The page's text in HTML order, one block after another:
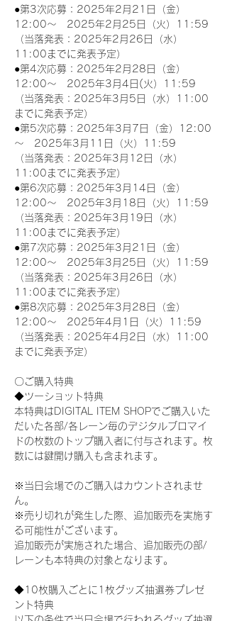
●第3次応募：2025年2月21日（金）
12:00～　2025年2月25日（火）11:59
（当落発表：2025年2月26日（水）
11:00までに発表予定）
●第4次応募：2025年2月28日（金）
12:00～　2025年3月4日(火）11:59
（当落発表：2025年3月5日（水）11:00
までに発表予定）
●第5次応募：2025年3月7日（金）12:00
～　2025年3月11日（火）11:59
（当落発表：2025年3月12日（水）
11:00までに発表予定）
●第6次応募：2025年3月14日（金）
12:00～　2025年3月18日（火）11:59
（当落発表：2025年3月19日（水）
11:00までに発表予定）
●第7次応募：2025年3月21日（金）
12:00～　2025年3月25日（火）11:59
（当落発表：2025年3月26日（水）
11:00までに発表予定）
●第8次応募：2025年3月28日（金）
12:00～　2025年4月1日（火）11:59
（当落発表：2025年4月2日（水）11:00
までに発表予定）
〇ご購入特典
◆ツーショット特典
本特典はDIGITAL ITEM SHOPでご購入いた
だいた各部/各レーン毎のデジタルブロマイ
ドの枚数のトップ購入者に付与されます。枚
数には鍵開け購入も含まれます。
※当日会場でのご購入はカウントされませ
ん。
※売り切れが発生した際、追加販売を実施す
る可能性がございます。
追加販売が実施された場合、追加販売の部/
レーンも本特典の対象となります。
◆10枚購入ごとに1枚グッズ抽選券プレゼ
ント特典